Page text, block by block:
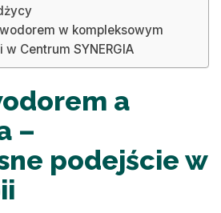
w kompleksowym
Centrum SYNERGIA
a
–
podejście w